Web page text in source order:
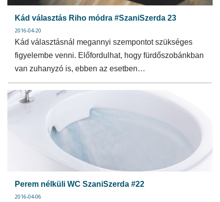
Kád választás Riho módra #SzaniSzerda 23
2016-04-20
Kád választásnál megannyi szempontot szükséges
figyelembe venni. Előfordulhat, hogy fürdőszobánkban
van zuhanyzó is, ebben az esetben…
Perem nélküli WC SzaniSzerda #22
2016-04-06